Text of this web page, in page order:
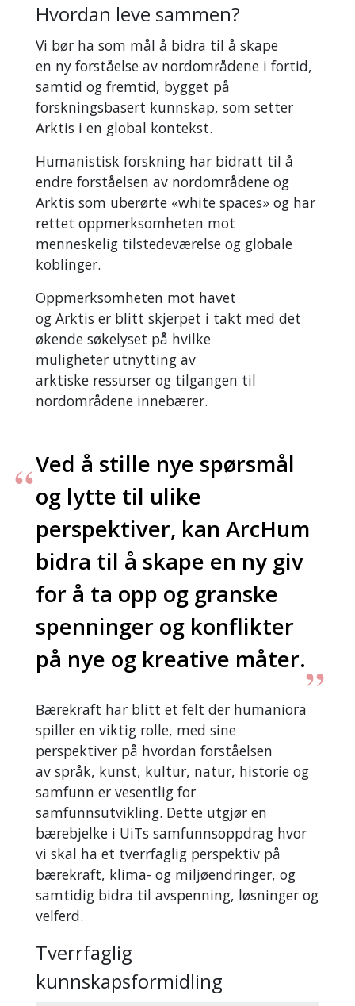
Hvordan leve sammen?
Vi bør ha som mål å bidra til å skape
en ny forståelse av nordområdene i fortid,
samtid og fremtid, bygget på
forskningsbasert kunnskap, som setter
Arktis i en global kontekst.
Humanistisk forskning har bidratt til å
endre forståelsen av nordområdene og
Arktis som uberørte «white spaces» og har
rettet oppmerksomheten mot
menneskelig tilstedeværelse og globale
koblinger.
Oppmerksomheten mot havet
og Arktis er blitt skjerpet i takt med det
økende søkelyset på hvilke
muligheter utnytting av
arktiske ressurser og tilgangen til
nordområdene innebærer.
Ved å stille nye spørsmål
og lytte til ulike
perspektiver, kan ArcHum
bidra til å skape en ny giv
for å ta opp og granske
spenninger og konflikter
på nye og kreative måter.
Bærekraft har blitt et felt der humaniora
spiller en viktig rolle, med sine
perspektiver på hvordan forståelsen
av språk, kunst, kultur, natur, historie og
samfunn er vesentlig for
samfunnsutvikling. Dette utgjør en
bærebjelke i UiTs samfunnsoppdrag hvor
vi skal ha et tverrfaglig perspektiv på
bærekraft, klima- og miljøendringer, og
samtidig bidra til avspenning, løsninger og
velferd.
Tverrfaglig
kunnskapsformidling